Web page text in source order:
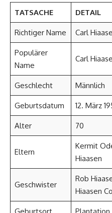
TATSACHE DETAIL
Richtiger Name Carl
Populärer
Name
Carl
Geschlecht Männlich
Geburtsdatum 12. März
Alter 70
Eltern
Kermit
Hiaasen
Geschwister
Rob
Hiaasen
Geburtsort